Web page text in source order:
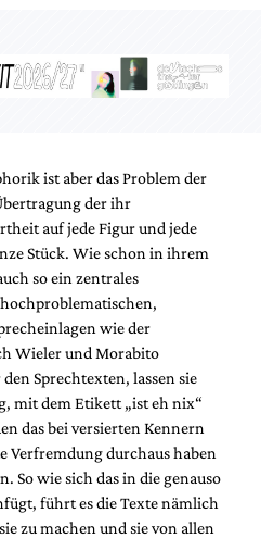
ist aber das Problem der
der ihr
auf jede Figur und jede
Stück. Wie schon in ihrem
so ein zentrales
wie der
Wieler und Morabito
Sprechtexten, lassen sie
mit dem Etikett „ist eh nix“
das bei versierten Kennern
Verfremdung durchaus haben
So wie sich das in die genauso
führt es die Texte nämlich
zu machen und sie von allen